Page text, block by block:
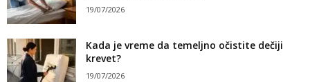
19/07/2026
Kada je vreme da temeljno očistite dečiji
krevet?
19/07/2026